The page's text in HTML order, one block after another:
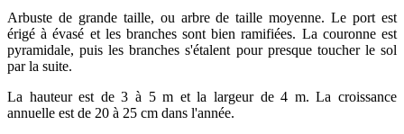
Arbuste de grande taille, ou arbre de taille moyenne. Le port est
érigé à évasé et les branches sont bien ramifiées. La couronne est
pyramidale, puis les branches s'étalent pour presque toucher le sol
par la suite.
La hauteur est de 3 à 5 m et la largeur de 4 m. La croissance
annuelle est de 20 à 25 cm dans l'année.